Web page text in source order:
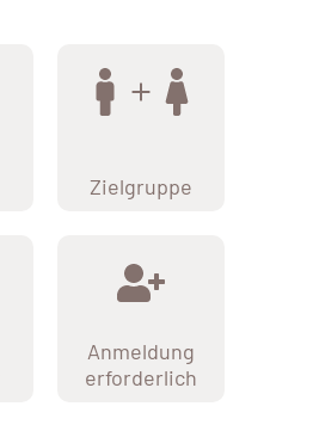
Zielgruppe
Anmeldung
erforderlich